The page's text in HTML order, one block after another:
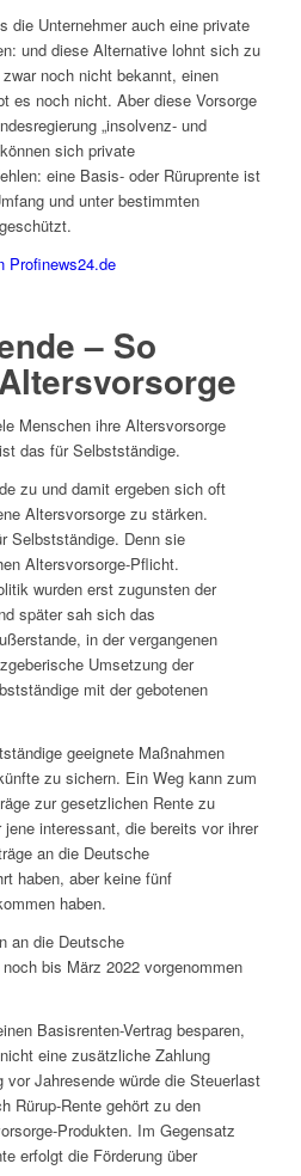
die Unternehmer auch eine private
und diese Alternative lohnt sich zu
noch nicht bekannt, einen
es noch nicht. Aber diese Vorsorge
„insolvenz- und
sich private
eine Basis- oder Rüruprente ist
und unter bestimmten
Profinews24.de
– So
Menschen ihre Altersvorsorge
das für Selbstständige.
zu und damit ergeben sich oft
Altersvorsorge zu stärken.
Selbstständige. Denn sie
Altersvorsorge-Pflicht.
wurden erst zugunsten der
später sah sich das
in der vergangenen
Umsetzung der
mit der gebotenen
geeignete Maßnahmen
zu sichern. Ein Weg kann zum
zur gesetzlichen Rente zu
interessant, die bereits vor ihrer
an die Deutsche
haben, aber keine fünf
haben.
an die Deutsche
bis März 2022 vorgenommen
Basisrenten-Vertrag besparen,
eine zusätzliche Zahlung
Jahresende würde die Steuerlast
Rürup-Rente gehört zu den
Produkten. Im Gegensatz
erfolgt die Förderung über